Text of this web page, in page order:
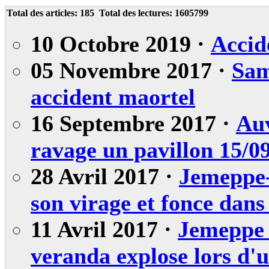
Total des articles: 185 Total des lectures: 1605799
10 Octobre 2019 ·
05 Novembre 2017 ·
accident maortel
16 Septembre 2017 ·
ravage un pavillon 15/
28 Avril 2017 ·
son virage et fonce
11 Avril 2017 ·
veranda explose lors